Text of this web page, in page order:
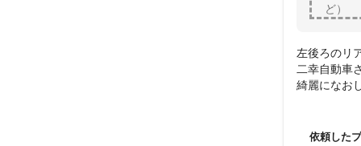
ど）
左後ろのリ
二幸自動車
綺麗になお
依頼した